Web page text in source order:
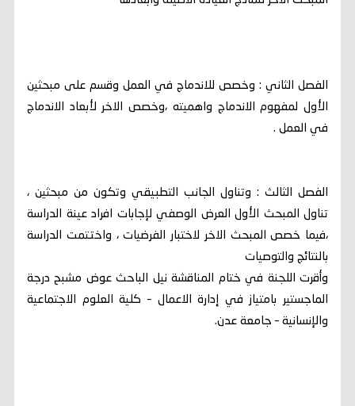
الفصل الثاني : وخصص للاندماج في العمل وقسم على مبحثين
الأول لمفهوم الاندماج واهميته ،وخصص الاخر لأبعاد الاندماج
في العمل .
الفصل الثالث : وتناول الجانب التطبيقي وتكون من مبحثين ،
تناول المبحث الأول العرض الوصفي لإجابات افراد عينة الدراسة
،فيما خصص المبحث الاخر لاختبار الفرضيات ، واختتمت الدراسة
بالنتائج والتوصيات
وأقرت اللجنة في ختام المناقشة نيل الباحث عوض مشبح درجة
الماجستير بامتياز في إدارة الاعمال – كلية العلوم الاجتماعية
والإنسانية – جامعة عدن.